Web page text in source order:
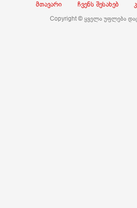
მთავარი ჩვენს შესახებ
Copyright © ყველა უფლება